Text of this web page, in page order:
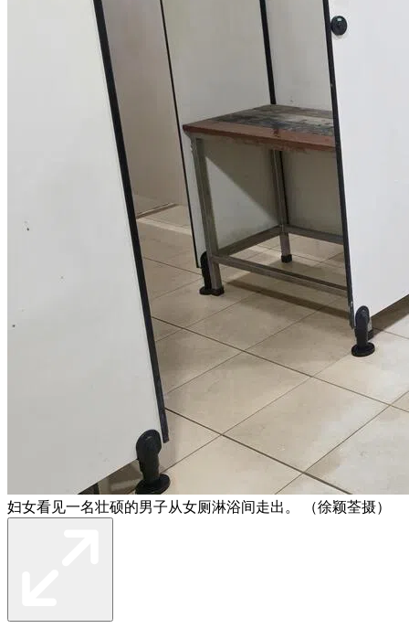
妇女看见一名壮硕的男子从女厕淋浴间走出。 （徐颖荃摄）